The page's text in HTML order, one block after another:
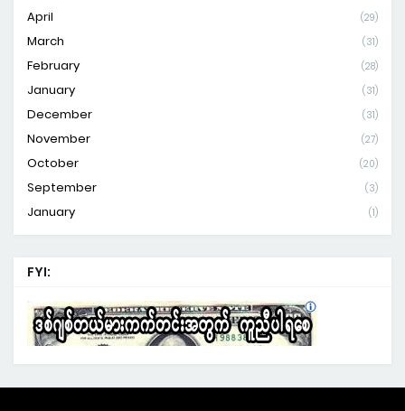
April (29)
March (31)
February (28)
January (31)
December (31)
November (27)
October (20)
September (3)
January (1)
FYI: